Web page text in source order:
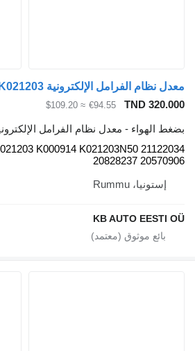
TND
€94.55
≈ $109.20
الهواء - معدل نظام الفرامل الإلكترونية
K021203 K000914 K021203N50
20828237
إستونيا، Rummu
KB AUTO EESTI